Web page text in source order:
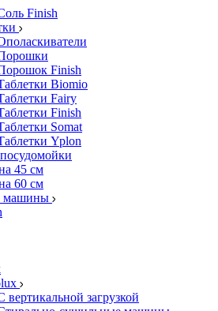
Finish
Finish
Biomio
Fairy
Finish
Somat
Yplon
45 см
60 см
машины
вертикальной загрузкой